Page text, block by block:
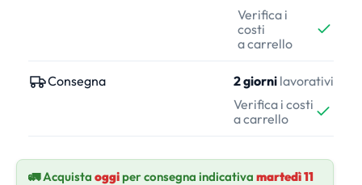
Verifica i
costi
a carrello
Consegna 2 giorni lavorativi
Verifica i costi
a carrello
🚛 Acquista oggiper consegna indicativa martedì 11